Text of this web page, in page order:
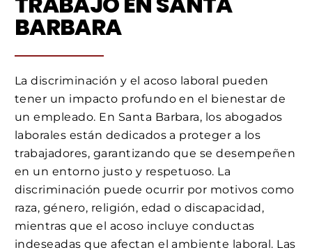
BARBARA
La discriminación y el acoso laboral pueden
tener un impacto profundo en el bienestar de
un empleado. En Santa Barbara, los abogados
laborales están dedicados a proteger a los
trabajadores, garantizando que se desempeñen
en un entorno justo y respetuoso. La
discriminación puede ocurrir por motivos como
raza, género, religión, edad o discapacidad,
mientras que el acoso incluye conductas
indeseadas que afectan el ambiente laboral. Las